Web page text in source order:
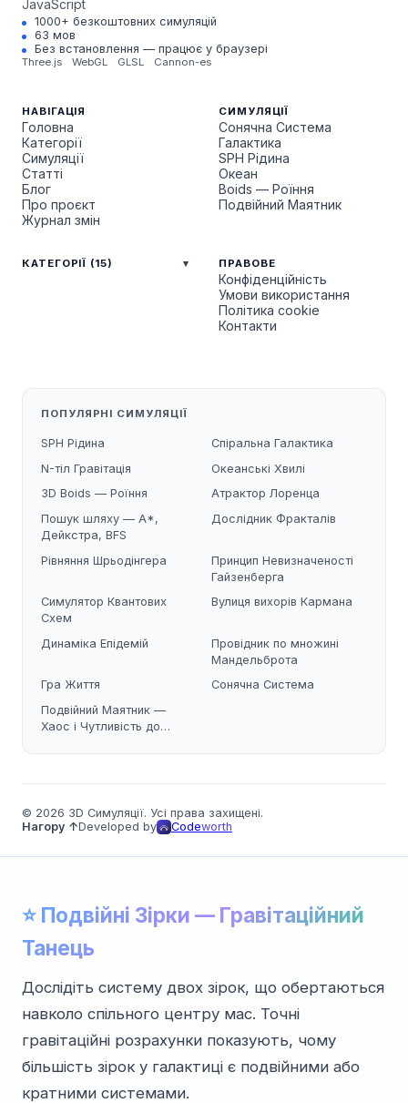
JavaScript
1000+ безкоштовних симуляцій
63 мов
Без встановлення — працює у браузері
Three.js WebGL GLSL Cannon-es
НАВІГАЦІЯ
Головна
Категорії
Симуляції
Статті
Блог
Про проєкт
Журнал змін
СИМУЛЯЦІЇ
Сонячна Система
Галактика
SPH Рідина
Океан
Boids — Роїння
Подвійний Маятник
КАТЕГОРІЇ (15) ПРАВОВЕ
Конфіденційність
Умови використання
Політика cookie
Контакти
ПОПУЛЯРНІ СИМУЛЯЦІЇ
SPH Рідина
Спіральна Галактика
N-тіл Гравітація
Океанські Хвилі
3D Boids — Роїння
Атрактор Лоренца
Пошук шляху — A*,
Дейкстра, BFS
Дослідник Фракталів
Рівняння Шрьодінгера
Принцип Невизначеності
Гайзенберга
Симулятор Квантових
Схем
Вулиця вихорів Кармана
Динаміка Епідемій
Провідник по множині
Мандельброта
Гра Життя
Сонячна Система
Подвійний Маятник —
Хаос і Чутливість до
© 2026 3D Симуляції. Усі права захищені.
Нагору ↑Developed by Codeworth
⭐ Подвійні Зірки — Гравітаційний
Танець
Дослідіть систему двох зірок, що обертаються
навколо спільного центру мас. Точні
гравітаційні розрахунки показують, чому
більшість зірок у галактиці є подвійними або
кратними системами.